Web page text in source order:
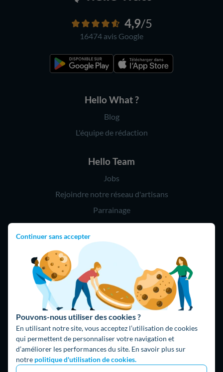
Continuer sans accepter
Pouvons-nous utiliser des cookies ?
En utilisant notre site, vous acceptez l’utilisation de cookies
qui permettent de personnaliser votre navigation et
d’améliorer les performances du site. En savoir plus sur
notre politique d'utilisation de cookies.
4,9/5
16474 avis Google
Hello What ?
Blog
L'équipe de rédaction
Hello Team
Jobs
Rejoindre notre réseau d'artisans
Parrainage
Hello !
09 75 18 60 60
(8h-21h)
75018 Paris
Fait avec ⚡ par Hello Watt